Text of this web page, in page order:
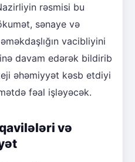
rəsmisi bu
sənaye və
vacibliyini
davam edərək bildirib
əhəmiyyət kəsb etdiyi
fəal işləyəcək.
və